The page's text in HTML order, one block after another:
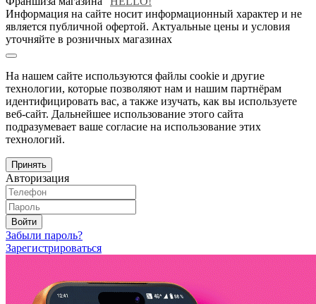
Информация на сайте носит информационный характер и не
является публичной офертой. Актуальные цены и условия
уточняйте в розничных магазинах
На нашем сайте используются файлы cookie и другие
технологии, которые позволяют нам и нашим партнёрам
идентифицировать вас, а также изучать, как вы используете
веб-сайт. Дальнейшее использование этого сайта
подразумевает ваше согласие на использование этих
технологий.
Принять
Авторизация
Войти
Забыли пароль?
Зарегистрироваться